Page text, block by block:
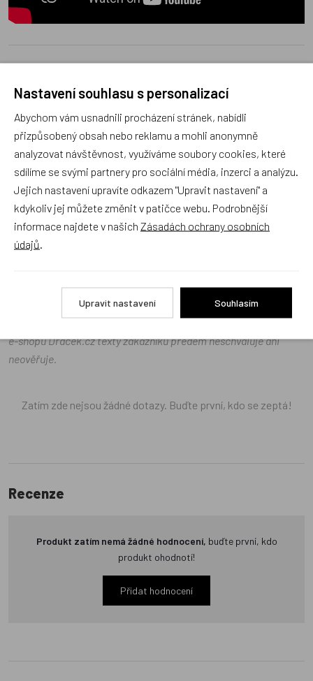
Náš sortiment dokonale známe a rádi Vám poradíme
s výběrem (Po–Pá, 10–17 hod).
Jsme tu vždy rádi pro Vás! Váš rodinný obchod
Dráček.cz
Recenze v detailu produktu a texty od zákazníků v poradně
odrážejí výhradně názory a stanoviska zákazníků. Provozovatel
e-shopu Dráček.cz texty zákazníků předem neschvaluje ani
neověřuje.
Zatím zde nejsou žádné dotazy. Buďte první, kdo se zeptá!
Recenze
Produkt zatím nemá žádné hodnocení, buďte první, kdo
produkt ohodnotí!
Přidat hodnocení
Nastavení souhlasu s personalizací
Abychom vám usnadnili procházení stránek, nabídli
přizpůsobený obsah nebo reklamu a mohli anonymně
analyzovat návštěvnost, využíváme soubory cookies, které
sdílíme se svými partnery pro sociální média, inzerci a analýzu.
Jejich nastavení upravíte odkazem "Upravit nastavení" a
kdykoliv jej můžete změnit v patičce webu. Podrobnější
informace najdete v našich Zásadách ochrany osobních
údajů
Upravit nastavení Souhlasím